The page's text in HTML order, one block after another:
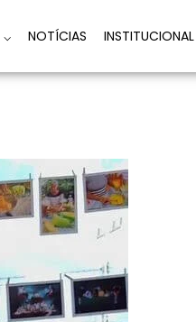
⌵ NOTÍCIAS INSTITUCIONAL